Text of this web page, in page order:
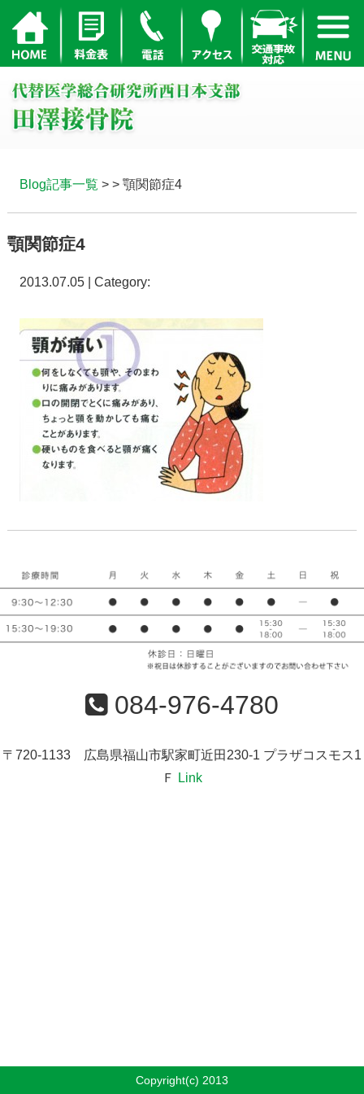
Blog記事一覧 > > 顎関節症4
顎関節症4
2013.07.05 | Category:
084-976-4780
〒720-1133 広島県福山市駅家町近田230-1 プラザコスモス1
Ｆ
Link
Copyright(c) 2013